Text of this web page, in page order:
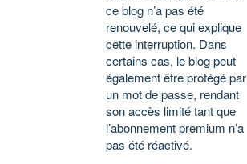
ce blog n’a pas été
renouvelé, ce qui explique
cette interruption. Dans
certains cas, le blog peut
également être protégé par
un mot de passe, rendant
son accès limité tant que
l’abonnement premium n’a
pas été réactivé.